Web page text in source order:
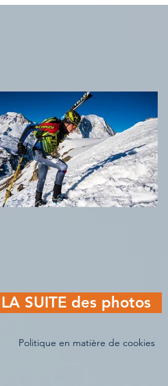
LA SUITE des photos
Politique en matière de cookies